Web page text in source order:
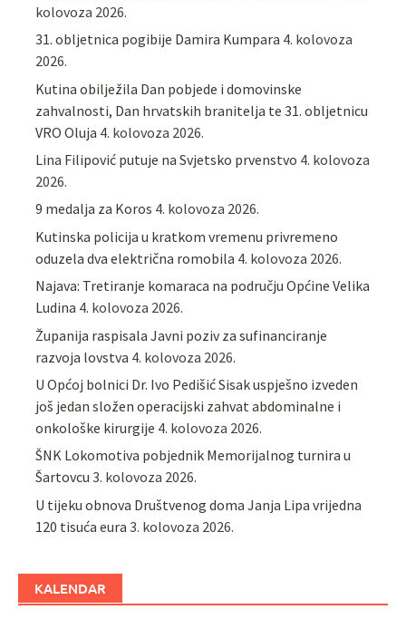
kolovoza 2026.
31. obljetnica pogibije Damira Kumpara 4. kolovoza
2026.
Kutina obilježila Dan pobjede i domovinske
zahvalnosti, Dan hrvatskih branitelja te 31. obljetnicu
VRO Oluja 4. kolovoza 2026.
Lina Filipović putuje na Svjetsko prvenstvo 4. kolovoza
2026.
9 medalja za Koros 4. kolovoza 2026.
Kutinska policija u kratkom vremenu privremeno
oduzela dva električna romobila 4. kolovoza 2026.
Najava: Tretiranje komaraca na području Općine Velika
Ludina 4. kolovoza 2026.
Županija raspisala Javni poziv za sufinanciranje
razvoja lovstva 4. kolovoza 2026.
U Općoj bolnici Dr. Ivo Pedišić Sisak uspješno izveden
još jedan složen operacijski zahvat abdominalne i
onkološke kirurgije 4. kolovoza 2026.
ŠNK Lokomotiva pobjednik Memorijalnog turnira u
Šartovcu 3. kolovoza 2026.
U tijeku obnova Društvenog doma Janja Lipa vrijedna
120 tisuća eura 3. kolovoza 2026.
KALENDAR